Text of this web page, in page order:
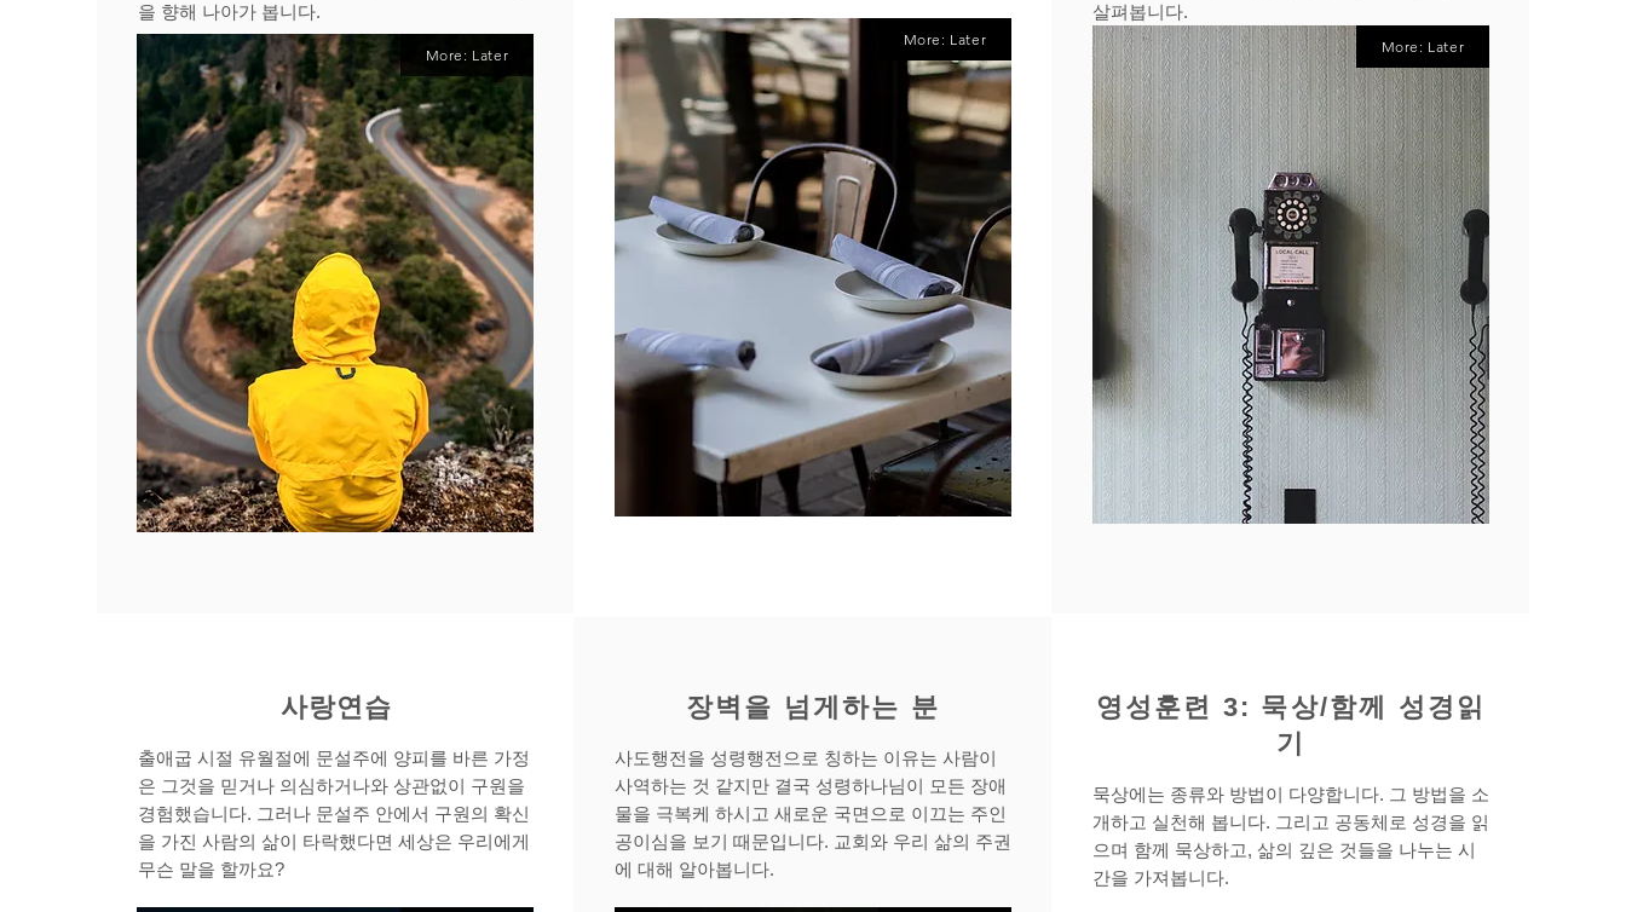
을 향해 나아가 봅니다.
More: Later
More: Later
살펴봅니다.
More: Later
사랑연습
출애굽 시절 유월절에 문설주에 양피를 바른 가정
은 그것을 믿거나 의심하거나와 상관없이 구원을
경험했습니다. 그러나 문설주 안에서 구원의 확신
을 가진 사람의 삶이 타락했다면 세상은 우리에게
무슨 말을 할까요?
​장벽을 넘게하는 분
사도행전을 성령행전으로 칭하는 이유는 사람이
사역하는 것 같지만 결국 성령하나님이 모든 장애
물을 극복케 하시고 새로운 국면으로 이끄는 주인
공이심을 보기 때문입니다. 교회와 우리 삶의 주권
에 대해 알아봅니다.
영성훈련 3: 묵상/함께 성경읽
기
묵상에는 종류와 방법이 다양합니다. 그 방법을 소
개하고 실천해 봅니다. 그리고 공동체로 성경을 읽
으며 함께 묵상하고, 삶의 깊은 것들을 나누는 시
간을 가져봅니다.